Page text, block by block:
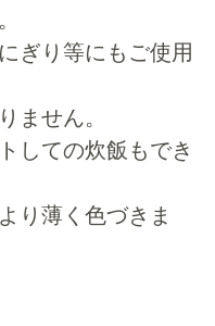
ぎり等にもご使用
ません。
しての炊飯もでき
り薄く色づきま